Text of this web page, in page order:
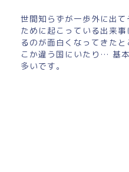
世間知らずが一歩外に出
ために起こっている出来
るのが面白くなってき
こか違う国にいたり… 基
多いです。